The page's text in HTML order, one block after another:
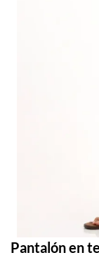
Pantalón en